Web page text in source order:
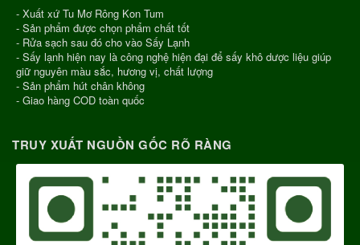
- Xuất xứ Tu Mơ Rông Kon Tum
- Sản phẩm được chọn phẩm chất tốt
- Rửa sạch sau đó cho vào Sấy Lạnh
- Sấy lạnh hiện nay là công nghệ hiện đại để sấy khô dược liệu giúp
giữ nguyên màu sắc, hương vị, chất lượng
- Sản phẩm hút chân không
- Giao hàng COD toàn quốc
TRUY XUẤT NGUỒN GỐC RÕ RÀNG